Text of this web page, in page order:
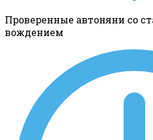
Проверенные автоняни со
вождением